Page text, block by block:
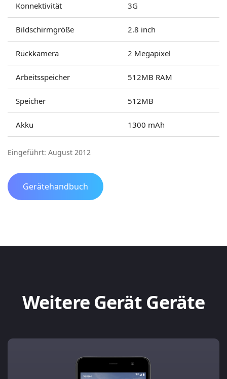
Konnektivität 3G
Bildschirmgröße 2.8 inch
Rückkamera 2 Megapixel
Arbeitsspeicher 512MB RAM
Speicher 512MB
Akku 1300 mAh
Eingeführt: August 2012
Gerätehandbuch
Weitere Gerät Geräte